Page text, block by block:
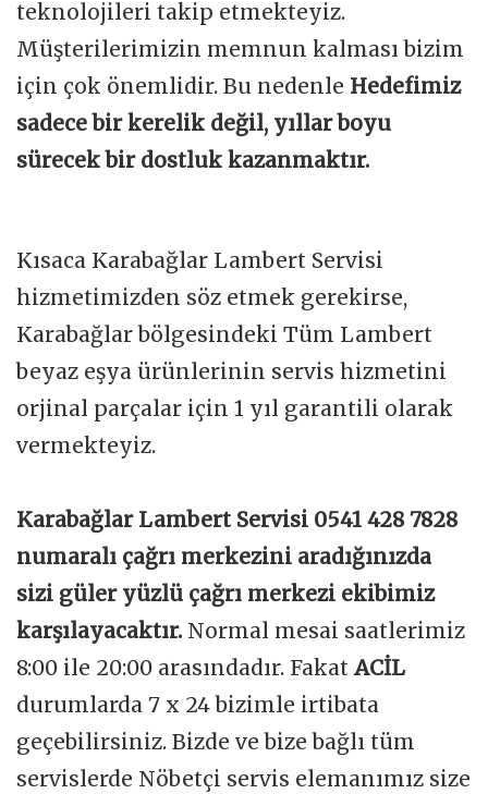
teknolojileri takip etmekteyiz.
Müşterilerimizin memnun kalması bizim
için çok önemlidir. Bu nedenle Hedefimiz
sadece bir kerelik değil, yıllar boyu
sürecek bir dostluk kazanmaktır.
Kısaca Karabağlar Lambert Servisi
hizmetimizden söz etmek gerekirse,
Karabağlar bölgesindeki Tüm Lambert
beyaz eşya ürünlerinin servis hizmetini
orjinal parçalar için 1 yıl garantili olarak
vermekteyiz.
Karabağlar Lambert Servisi 0541 428 7828
numaralı çağrı merkezini aradığınızda
sizi güler yüzlü çağrı merkezi ekibimiz
karşılayacaktır. Normal mesai saatlerimiz
8:00 ile 20:00 arasındadır. Fakat ACİL
durumlarda 7 x 24 bizimle irtibata
geçebilirsiniz. Bizde ve bize bağlı tüm
servislerde Nöbetçi servis elemanımız size